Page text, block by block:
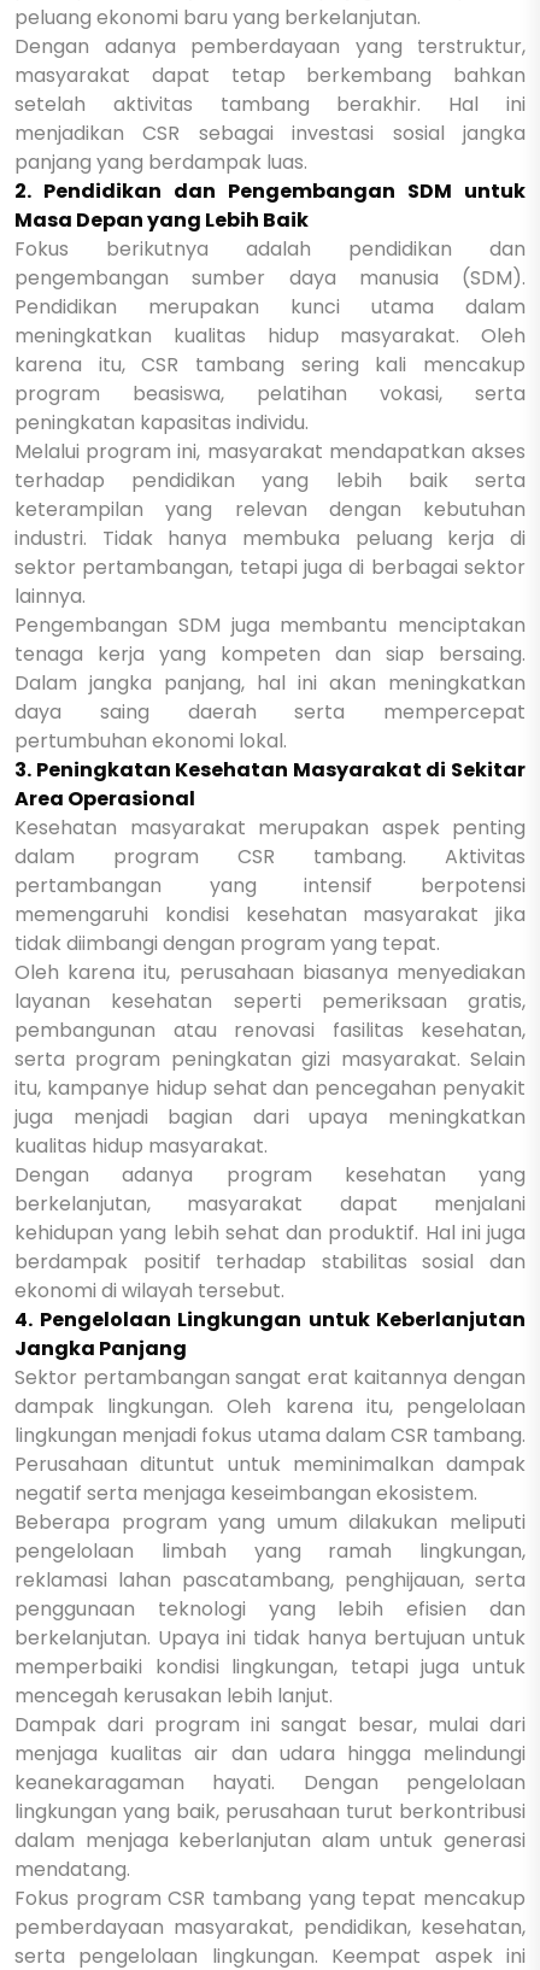
peluang ekonomi baru yang berkelanjutan.
Dengan adanya pemberdayaan yang terstruktur,
masyarakat dapat tetap berkembang bahkan
setelah aktivitas tambang berakhir. Hal ini
menjadikan CSR sebagai investasi sosial jangka
panjang yang berdampak luas.
2. Pendidikan dan Pengembangan SDM untuk
Masa Depan yang Lebih Baik
Fokus berikutnya adalah pendidikan dan
pengembangan sumber daya manusia (SDM).
Pendidikan merupakan kunci utama dalam
meningkatkan kualitas hidup masyarakat. Oleh
karena itu, CSR tambang sering kali mencakup
program beasiswa, pelatihan vokasi, serta
peningkatan kapasitas individu.
Melalui program ini, masyarakat mendapatkan akses
terhadap pendidikan yang lebih baik serta
keterampilan yang relevan dengan kebutuhan
industri. Tidak hanya membuka peluang kerja di
sektor pertambangan, tetapi juga di berbagai sektor
lainnya.
Pengembangan SDM juga membantu menciptakan
tenaga kerja yang kompeten dan siap bersaing.
Dalam jangka panjang, hal ini akan meningkatkan
daya saing daerah serta mempercepat
pertumbuhan ekonomi lokal.
3. Peningkatan Kesehatan Masyarakat di Sekitar
Area Operasional
Kesehatan masyarakat merupakan aspek penting
dalam program CSR tambang. Aktivitas
pertambangan yang intensif berpotensi
memengaruhi kondisi kesehatan masyarakat jika
tidak diimbangi dengan program yang tepat.
Oleh karena itu, perusahaan biasanya menyediakan
layanan kesehatan seperti pemeriksaan gratis,
pembangunan atau renovasi fasilitas kesehatan,
serta program peningkatan gizi masyarakat. Selain
itu, kampanye hidup sehat dan pencegahan penyakit
juga menjadi bagian dari upaya meningkatkan
kualitas hidup masyarakat.
Dengan adanya program kesehatan yang
berkelanjutan, masyarakat dapat menjalani
kehidupan yang lebih sehat dan produktif. Hal ini juga
berdampak positif terhadap stabilitas sosial dan
ekonomi di wilayah tersebut.
4. Pengelolaan Lingkungan untuk Keberlanjutan
Jangka Panjang
Sektor pertambangan sangat erat kaitannya dengan
dampak lingkungan. Oleh karena itu, pengelolaan
lingkungan menjadi fokus utama dalam CSR tambang.
Perusahaan dituntut untuk meminimalkan dampak
negatif serta menjaga keseimbangan ekosistem.
Beberapa program yang umum dilakukan meliputi
pengelolaan limbah yang ramah lingkungan,
reklamasi lahan pascatambang, penghijauan, serta
penggunaan teknologi yang lebih efisien dan
berkelanjutan. Upaya ini tidak hanya bertujuan untuk
memperbaiki kondisi lingkungan, tetapi juga untuk
mencegah kerusakan lebih lanjut.
Dampak dari program ini sangat besar, mulai dari
menjaga kualitas air dan udara hingga melindungi
keanekaragaman hayati. Dengan pengelolaan
lingkungan yang baik, perusahaan turut berkontribusi
dalam menjaga keberlanjutan alam untuk generasi
mendatang.
Fokus program CSR tambang yang tepat mencakup
pemberdayaan masyarakat, pendidikan, kesehatan,
serta pengelolaan lingkungan. Keempat aspek ini